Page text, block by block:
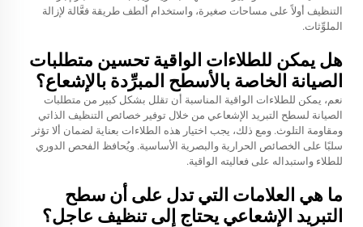
التنظيف أولاً على مساحات صغيرة، واستخدام ألطف طريقة فعَّالة لإزالة
الملوِّثات.
هل يمكن للطلاءات الواقية تحسين متطلبات
الصيانة الخاصة بالأسطح المبرِّدة بالإشعاع؟
نعم، يمكن للطلاءات الواقية المناسبة أن تقلل بشكل كبير من متطلبات
الصيانة لسطح التبريد الإشعاعي من خلال توفير خصائص التنظيف الذاتي
ومقاومة التلوث. ومع ذلك، يجب اختيار هذه الطلاءات بعناية لضمان ألا تؤثر
سلبًا على الخصائص الحرارية والبصرية الأساسية. ويُحافظ الفحص الدوري
للطلاء واستبداله على فعاليته الواقية.
ما هي العلامات التي تدل على أن سطح
التبريد الإشعاعي يحتاج إلى تنظيف عاجل؟